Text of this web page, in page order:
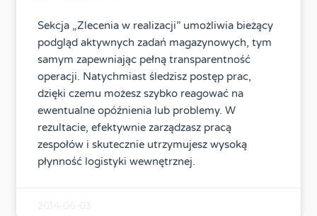
Sekcja „Zlecenia w realizacji” umożliwia bieżący
podgląd aktywnych zadań magazynowych, tym
samym zapewniając pełną transparentność
operacji. Natychmiast śledzisz postęp prac,
dzięki czemu możesz szybko reagować na
ewentualne opóźnienia lub problemy. W
rezultacie, efektywnie zarządzasz pracą
zespołów i skutecznie utrzymujesz wysoką
płynność logistyki wewnętrznej.